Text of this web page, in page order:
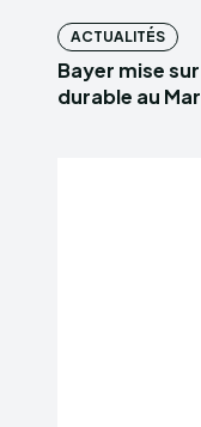
ACTUALITÉS
Bayer mise
durable au